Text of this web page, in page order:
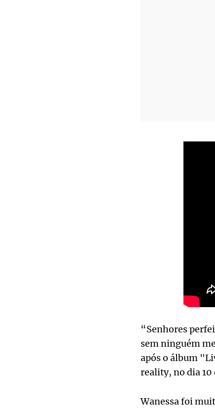
“Senhores
sem ninguém
após o álbum
reality, no dia 10
Wanessa foi